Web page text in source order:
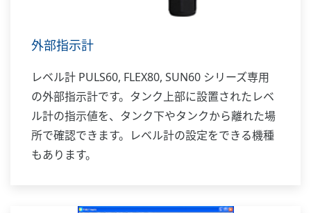
外部指示計
レベル計 PULS60, FLEX80, SUN60 シリーズ専用
の外部指示計です。タンク上部に設置されたレベ
ル計の指示値を、タンク下やタンクから離れた場
所で確認できます。レベル計の設定をできる機種
もあります。